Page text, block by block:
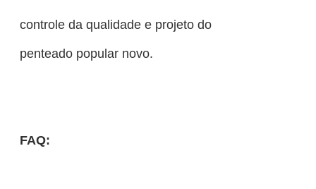
controle da qualidade e projeto do
penteado popular novo.
FAQ: